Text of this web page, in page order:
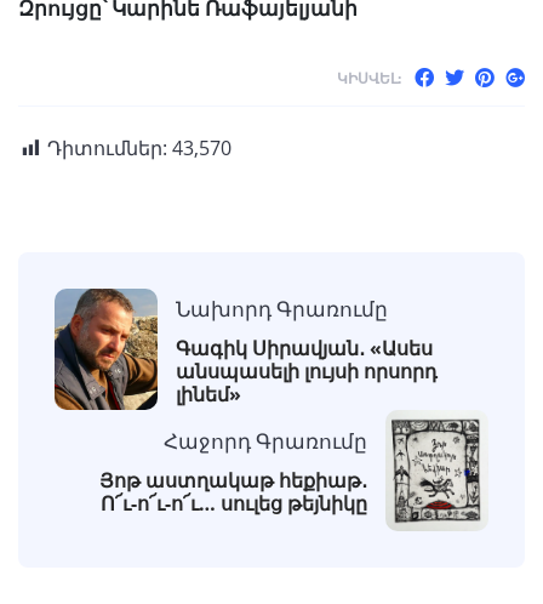
Զրույցը՝ Կարինե Ռաֆայելյանի
ԿԻՍՎԵԼ:
Դիտումներ: 43,570
Նախորդ Գրառումը
Գագիկ Սիրավյան․ «Ասես
անսպասելի լույսի որսորդ
լինեմ»
Հաջորդ Գրառումը
Յոթ աստղակաթ հեքիաթ․
Ո՜ւ-ո՜ւ-ո՜ւ… սուլեց թեյնիկը